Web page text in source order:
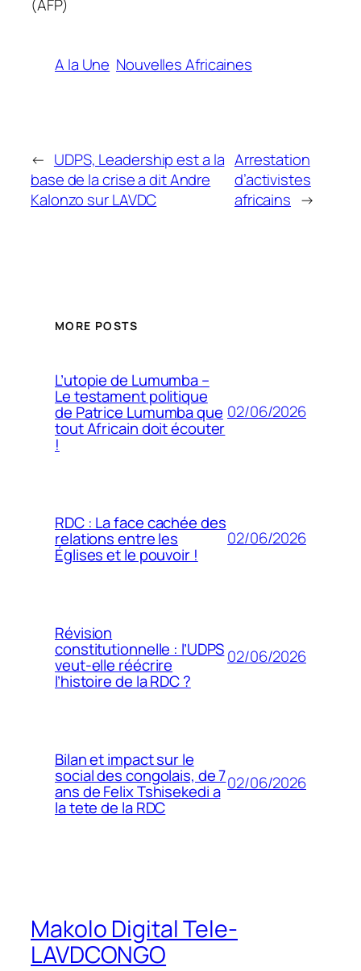
(AFP)
A la Une Nouvelles Africaines
← UDPS, Leadership est a la
base de la crise a dit Andre
Kalonzo sur LAVDC
Arrestation
d’activistes
africains →
MORE POSTS
L’utopie de Lumumba –
Le testament politique
de Patrice Lumumba que
tout Africain doit écouter
!
02/06/2026
RDC : La face cachée des
relations entre les
Églises et le pouvoir !
02/06/2026
Révision
constitutionnelle : l’UDPS
veut-elle réécrire
l’histoire de la RDC ?
02/06/2026
Bilan et impact sur le
social des congolais, de 7
ans de Felix Tshisekedi a
la tete de la RDC
02/06/2026
Makolo Digital Tele-
LAVDCONGO